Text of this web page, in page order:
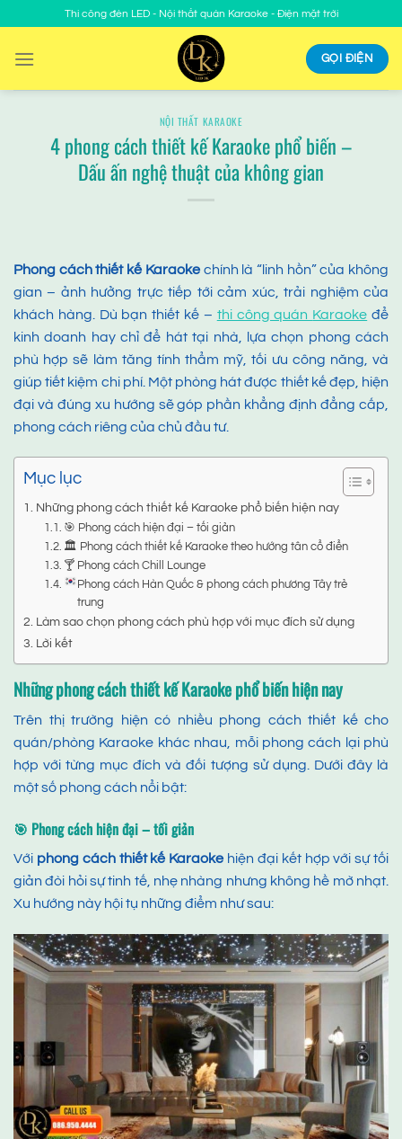
nội
Thi công đèn LED - Nội thất quán Karaoke - Điện mặt trời
GỌI ĐIỆN
NỘI THẤT KARAOKE
4 phong cách thiết kế Karaoke phổ biến –
Dấu ấn nghệ thuật của không gian
Phong cách thiết kế Karaoke chính là “linh hồn” của không
gian – ảnh hưởng trực tiếp tới cảm xúc, trải nghiệm của
khách hàng. Dù bạn thiết kế – thi công quán Karaoke để
kinh doanh hay chỉ để hát tại nhà, lựa chọn phong cách
phù hợp sẽ làm tăng tính thẩm mỹ, tối ưu công năng, và
giúp tiết kiệm chi phí. Một phòng hát được thiết kế đẹp, hiện
đại và đúng xu hướng sẽ góp phần khẳng định đẳng cấp,
phong cách riêng của chủ đầu tư.
Mục lục
Những phong cách thiết kế Karaoke phổ biến hiện nay
🎯 Phong cách hiện đại – tối giản
🏛️ Phong cách thiết kế Karaoke theo hướng tân cổ điển
🍸 Phong cách Chill Lounge
Phong cách Hàn Quốc & phong cách phương Tây trẻ
trung
Làm sao chọn phong cách phù hợp với mục đích sử dụng
Lời kết
Những phong cáchthiết kếKaraokephổ biến hiện nay
Trên thị trường hiện có nhiều phong cách thiết kế cho
quán/phòng Karaoke khác nhau, mỗi phong cách lại phù
hợp với từng mục đích và đối tượng sử dụng. Dưới đây là
một số phong cách nổi bật:
🎯 Phong cách hiện đại – tối giản
Với phong cách thiết kế Karaokehiện đại kết hợp với sự tối
giản đòi hỏi sự tinh tế, nhẹ nhàng nhưng không hề mờ nhạt.
Xu hướng này hội tụ những điểm như sau: